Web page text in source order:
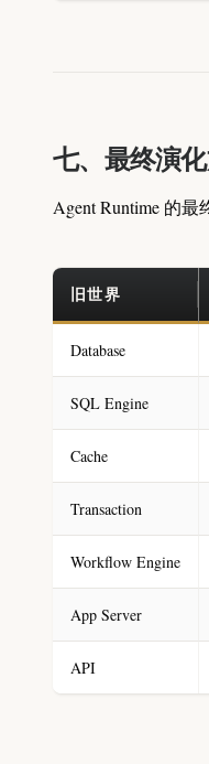
七、最终演
Agent Runtime 的最
旧世界
Database
SQL Engine
Cache
Transaction
Workflow Engine
App Server
API